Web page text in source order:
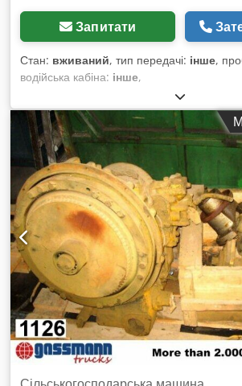
Запитати
Стан: вживаний, тип передачі: інше,
водійська кабіна: інше,